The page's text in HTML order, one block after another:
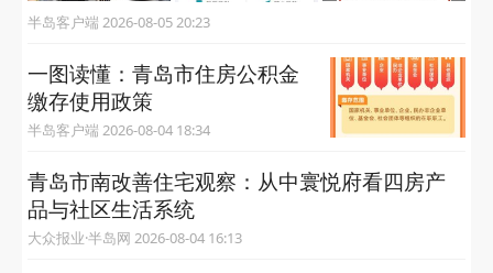
半岛客户端 2026-08-05 20:23
一图读懂：青岛市住房公积金
缴存使用政策
半岛客户端 2026-08-04 18:34
青岛市南改善住宅观察：从中寰悦府看四房产
品与社区生活系统
大众报业·半岛网 2026-08-04 16:13